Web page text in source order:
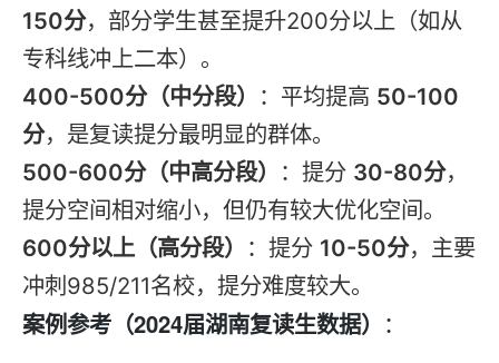
150分，部分学生甚至提升200分以上（如从
专科线冲上二本）。
400-500分（中分段）
：平均提高 50-100
分，是复读提分最明显的群体。
500-600分（中高分段）
：提分 30-80分，
提分空间相对缩小，但仍有较大优化空间。
600分以上（高分段）
：提分 10-50分，主要
冲刺985/211名校，提分难度较大。
案例参考（2024届湖南复读生数据） ：